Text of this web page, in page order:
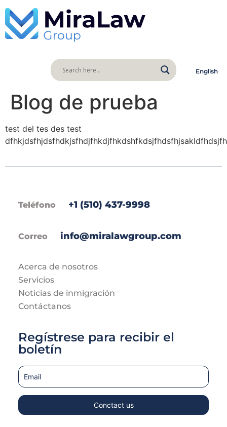
English
Blog de prueba
test del tes des test
Teléfono +1 (510) 437-9998
Correo info@miralawgroup.com
Acerca de nosotros
Servicios
Noticias de inmigración
Contáctanos
Regístrese para recibir el
boletín